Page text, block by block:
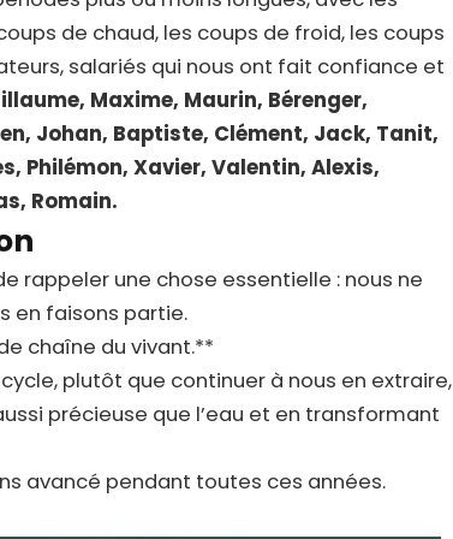
de chaud, les coups de froid, les coups
salariés qui nous ont fait confiance et
Maxime, Maurin, Bérenger,
Johan, Baptiste, Clément, Jack, Tanit,
Philémon, Xavier, Valentin, Alexis,
Romain.
rappeler une chose essentielle : nous ne
en faisons partie.
chaîne du vivant.**
plutôt que continuer à nous en extraire,
précieuse que l’eau et en transformant
avancé pendant toutes ces années.